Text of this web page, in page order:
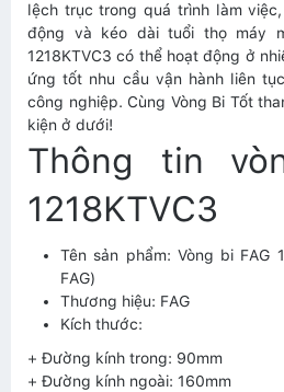
lệch trục trong quá trình làm
động và kéo dài tuổi thọ máy
1218KTVC3 có thể hoạt động ở
ứng tốt nhu cầu vận hành liên
công nghiệp. Cùng Vòng Bi Tốt
kiện ở dưới!
Thông tin
1218KTVC3
Tên sản phẩm: Vòng bi FAG
FAG)
Thương hiệu: FAG
Kích thước:
+ Đường kính trong: 90mm
+ Đường kính ngoài: 160mm